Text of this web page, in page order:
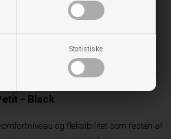
Statistiske
- Brown
med fokus på komfort og kvalitet.
at kombinere med resten af barnets
- Black
og fleksibilitet som resten af